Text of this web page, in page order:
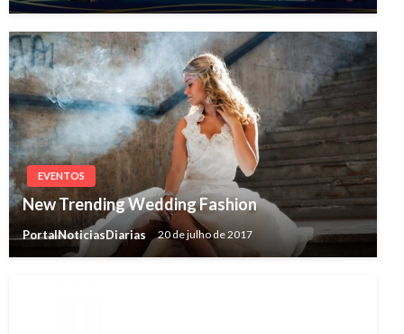
EVENTOS
New Trending Wedding Fashion
PortalNoticiasDiarias 20 de julho de 2017